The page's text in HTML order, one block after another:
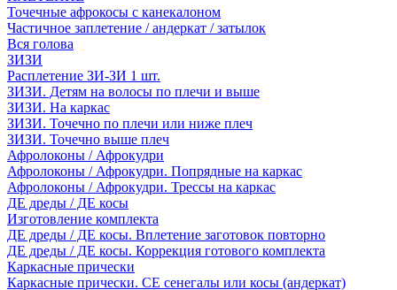
Точечные афрокосы с канекалоном
Частичное заплетение / андеркат / затылок
Вся голова
ЗИЗИ
Расплетение ЗИ-ЗИ 1 шт.
ЗИЗИ. Детям на волосы по плечи и выше
ЗИЗИ. На каркас
ЗИЗИ. Точечно по плечи или ниже плеч
ЗИЗИ. Точечно выше плеч
Афролоконы / Афрокудри
Афролоконы / Афрокудри. Попрядные на каркас
Афролоконы / Афрокудри. Трессы на каркас
ДЕ дреды / ДЕ косы
Изготовление комплекта
ДЕ дреды / ДЕ косы. Вплетение заготовок повторно
ДЕ дреды / ДЕ косы. Коррекция готового комплекта
Каркасные прически
Каркасные прически. СЕ сенегалы или косы (андеркат)